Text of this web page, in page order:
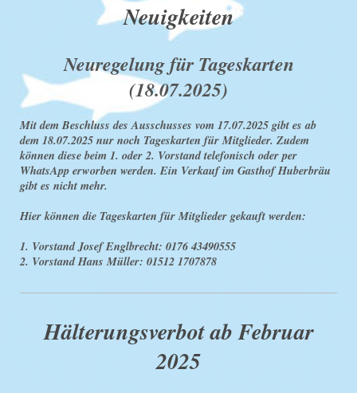
Neuigkeiten
Neuregelung für Tageskarten
(18.07.2025)
Mit dem Beschluss des Ausschusses vom 17.07.2025 gibt es ab
dem 18.07.2025 nur noch Tageskarten für Mitglieder. Zudem
können diese beim 1. oder 2. Vorstand telefonisch oder per
WhatsApp erworben werden. Ein Verkauf im Gasthof Huberbräu
gibt es nicht mehr.
Hier können die Tageskarten für Mitglieder gekauft werden:
1. Vorstand Josef Englbrecht: 0176 43490555
2. Vorstand Hans Müller: 01512 1707878
Hälterungsverbot ab Februar
2025